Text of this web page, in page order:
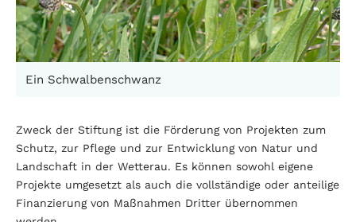
Ein Schwalbenschwanz
Zweck der Stiftung ist die Förderung von Projekten zum
Schutz, zur Pflege und zur Entwicklung von Natur und
Landschaft in der Wetterau. Es können sowohl eigene
Projekte umgesetzt als auch die vollständige oder anteilige
Finanzierung von Maßnahmen Dritter übernommen